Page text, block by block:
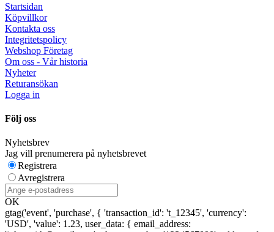
Startsidan
Köpvillkor
Kontakta oss
Integritetspolicy
Webshop Företag
Om oss - Vår historia
Nyheter
Returansökan
Logga in
Följ oss
Nyhetsbrev
Jag vill prenumerera på nyhetsbrevet
Registrera
Avregistrera
OK
gtag('event', 'purchase', { 'transaction_id': 't_12345', 'currency':
'USD', 'value': 1.23, user_data: { email_address: